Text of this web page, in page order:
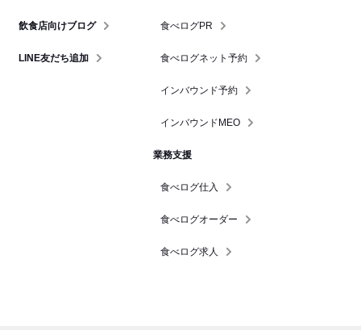
飲食店向けブログ
LINE友だち追加
食べログPR
食べログネット予約
インバウンド予約
インバウンドMEO
業務支援
食べログ仕入
食べログオーダー
食べログ求人